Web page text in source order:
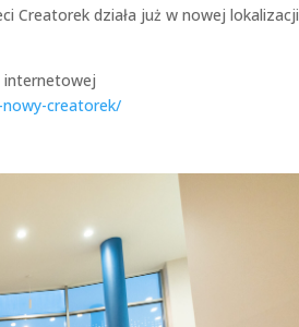
Creatorek działa już w nowej lokalizacji
internetowej
creatorek/